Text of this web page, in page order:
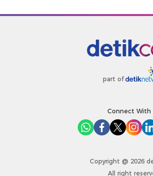
part of
Connect With
Copyright @ 2026
All right